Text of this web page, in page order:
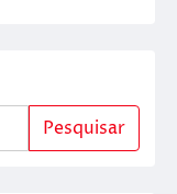
Pesquisar